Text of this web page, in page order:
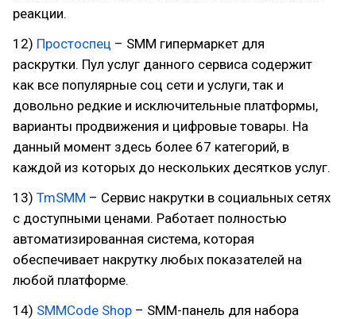
реакции.
12) Простоспец – SMM гипермаркет для
раскрутки. Пул услуг данного сервиса содержит
как все популярные соц сети и услуги, так и
довольно редкие и исключительные платформы,
варианты продвижения и цифровые товары. На
данный момент здесь более 67 категорий, в
каждой из которых до нескольких десятков услуг.
13) TmSMM – Сервис накрутки в социальных сетях
с доступными ценами. Работает полностью
автоматизированная система, которая
обеспечивает накрутку любых показателей на
любой платформе.
14) SMMCode Shop – SMM-панель для набора